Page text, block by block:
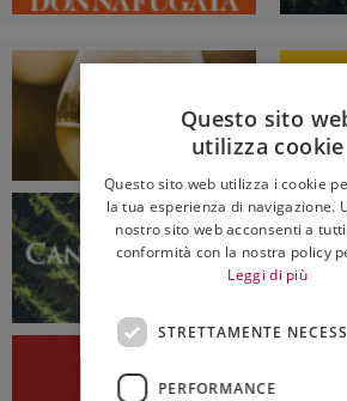
Questo sito
utilizza cookie
Questo sito web utilizza i cookie
la tua esperienza di navigazione.
nostro sito web acconsenti a
conformità con la nostra policy
Leggi di più
STRETTAMENTE
PERFORMANCE